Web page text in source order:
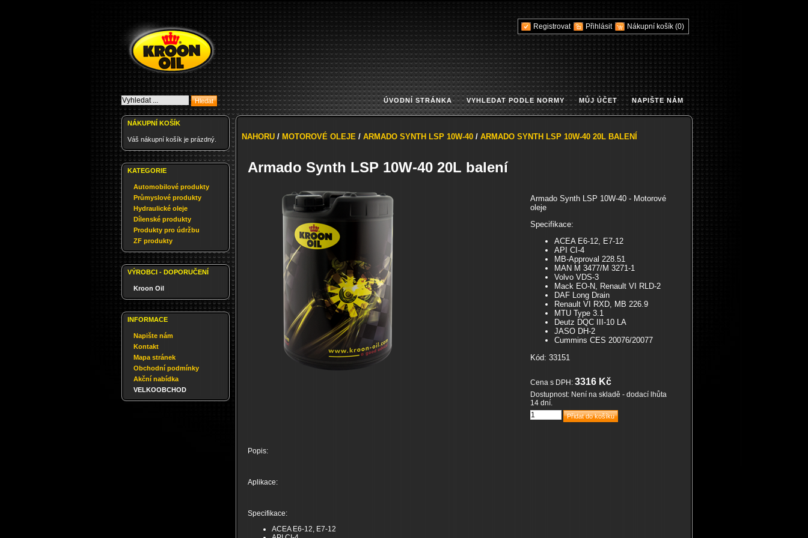
Registrovat Přihlásit Nákupní košík (0)
ÚVODNÍ STRÁNKA VYHLEDAT PODLE NORMY MŮJ ÚČET NAPIŠTE NÁM
NÁKUPNÍ KOŠÍK
Váš nákupní košík je prázdný.
KATEGORIE
Automobilové produkty
Průmyslové produkty
Hydraulické oleje
Dílenské produkty
Produkty pro údržbu
ZF produkty
VÝROBCI - DOPORUČENÍ
Kroon Oil
INFORMACE
Napište nám
Kontakt
Mapa stránek
Obchodní podmínky
Akční nabídka
VELKOOBCHOD
NAHORU / MOTOROVÉ OLEJE / ARMADO SYNTH LSP 10W-40 / ARMADO SYNTH LSP 10W-40 20L BALENÍ
Armado Synth LSP 10W-40 20L balení
Armado Synth LSP 10W-40 - Motorové
oleje
Specifikace:
ACEA E6-12, E7-12
API CI-4
MB-Approval 228.51
MAN M 3477/M 3271-1
Volvo VDS-3
Mack EO-N, Renault VI RLD-2
DAF Long Drain
Renault VI RXD, MB 226.9
MTU Type 3.1
Deutz DQC III-10 LA
JASO DH-2
Cummins CES 20076/20077
Kód: 33151
Cena s DPH: 3316 Kč
Dostupnost: Není na skladě - dodací lhůta
14 dní.
Popis:
Aplikace:
Specifikace:
ACEA E6-12, E7-12